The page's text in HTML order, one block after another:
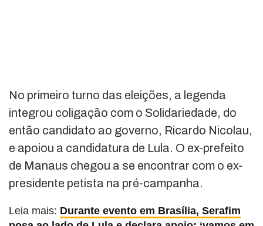
No primeiro turno das eleições, a legenda
integrou coligação com o Solidariedade, do
então candidato ao governo, Ricardo Nicolau,
e apoiou a candidatura de Lula. O ex-prefeito
de Manaus chegou a se encontrar com o ex-
presidente petista na pré-campanha.
Leia mais: Durante evento em Brasília, Serafim